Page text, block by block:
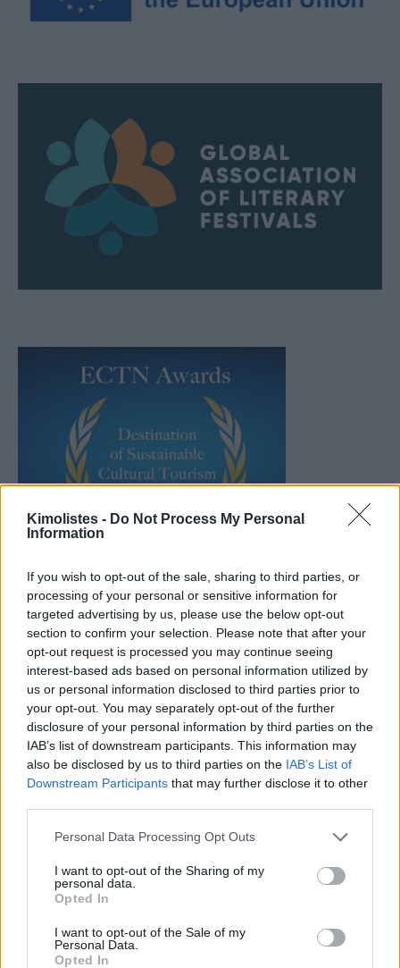
Kimolistes - Do Not Process My Personal
Information
If you wish to opt-out of the sale, sharing to third parties, or
processing of your personal or sensitive information for
targeted advertising by us, please use the below opt-out
section to confirm your selection. Please note that after your
opt-out request is processed you may continue seeing
interest-based ads based on personal information utilized by
us or personal information disclosed to third parties prior to
your opt-out. You may separately opt-out of the further
disclosure of your personal information by third parties on the
IAB’s list of downstream participants. This information may
also be disclosed by us to third parties on the IAB’s List of
Downstream Participants that may further disclose it to other
Please note that this website/app uses one or more Google
not limited to your visit or usage behaviour. You may click to
grant or deny consent to Google and its third-party tags to
use your data for below specified purposes in below Google
consent section.
Personal Data Processing Opt Outs
I want to opt-out of the Sharing of my
personal data.
Opted In
I want to opt-out of the Sale of my
Personal Data.
Opted In
Kimolos Experience Festival